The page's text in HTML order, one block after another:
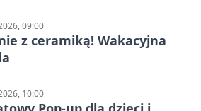
09:00
z ceramiką! Wakacyjna
10:00